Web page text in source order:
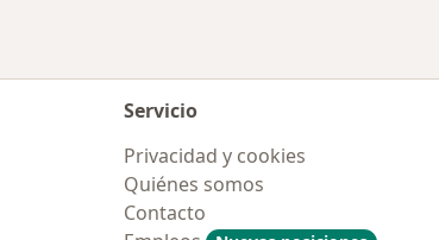
Servicio
Privacidad y cookies
Quiénes somos
Contacto